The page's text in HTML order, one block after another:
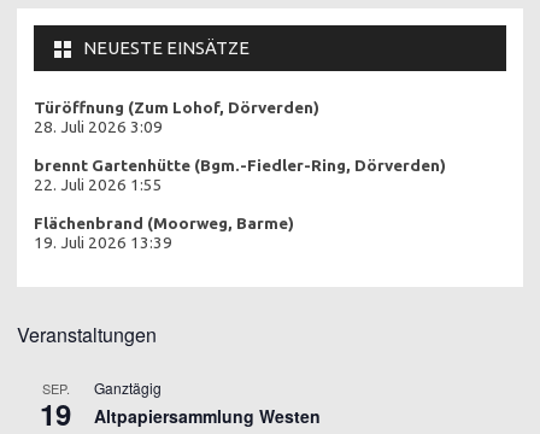
NEUESTE EINSÄTZE
Türöffnung (Zum Lohof, Dörverden)
28. Juli 2026 3:09
brennt Gartenhütte (Bgm.-Fiedler-Ring, Dörverden)
22. Juli 2026 1:55
Flächenbrand (Moorweg, Barme)
19. Juli 2026 13:39
Veranstaltungen
SEP.
19
Ganztägig
Altpapiersammlung Westen